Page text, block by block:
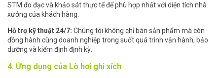
STM đo đạc và khảo sát thực tế để phù hợp nhất với diện tích nhà
xưởng của khách hàng.
Hỗ trợ kỹ thuật 24/7: Chúng tôi không chỉ bán sản phẩm mà còn
đồng hành cùng doanh nghiệp trong suốt quá trình vận hành, bảo
dưỡng và kiểm định định kỳ.
4. Ứng dụng của Lò hơi ghi xích